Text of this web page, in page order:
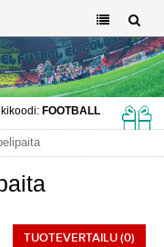
FOOTBALL
TUOTEVERTAILU (0)